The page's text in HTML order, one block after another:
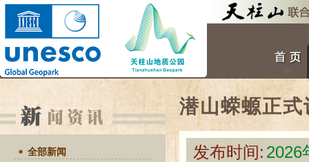
全部新闻
潜山蝾螈正
发布时间: 2026